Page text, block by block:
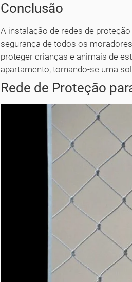
Conclusão
A instalação de redes de
segurança de todos os
proteger crianças e animais de
apartamento, tornando-se uma
Rede de Proteção